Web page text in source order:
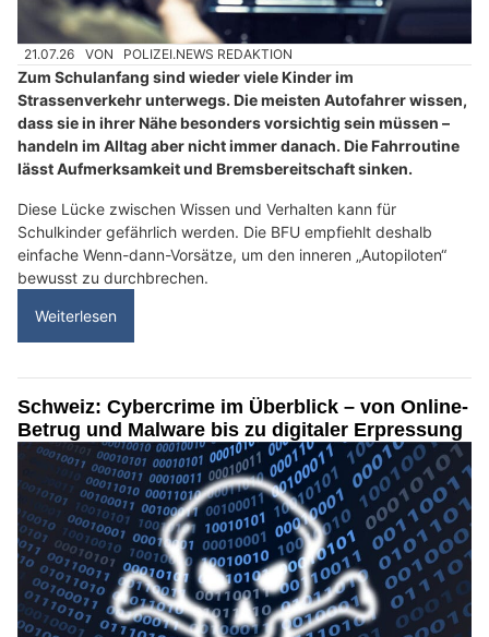
21.07.26 VON POLIZEI.NEWS REDAKTION
Zum Schulanfang sind wieder viele Kinder im
Strassenverkehr unterwegs. Die meisten Autofahrer wissen,
dass sie in ihrer Nähe besonders vorsichtig sein müssen –
handeln im Alltag aber nicht immer danach. Die Fahrroutine
lässt Aufmerksamkeit und Bremsbereitschaft sinken.
Diese Lücke zwischen Wissen und Verhalten kann für
Schulkinder gefährlich werden. Die BFU empfiehlt deshalb
einfache Wenn-dann-Vorsätze, um den inneren „Autopiloten“
bewusst zu durchbrechen.
Weiterlesen
Schweiz: Cybercrime im Überblick – von Online-
Betrug und Malware bis zu digitaler Erpressung